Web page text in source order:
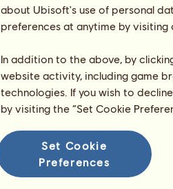
about Ubisoft's use of personal
preferences at anytime by
In addition to the above, by
website activity, including game
technologies. If you wish to
by visiting the “Set Cookie
Set Cookie
Preferences